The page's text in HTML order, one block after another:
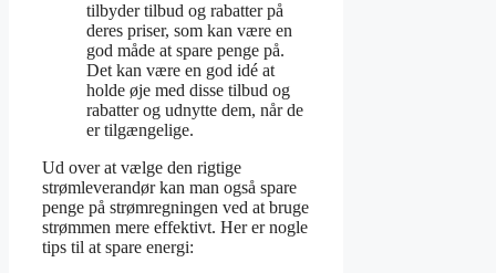
tilbyder tilbud og rabatter på
deres priser, som kan være en
god måde at spare penge på.
Det kan være en god idé at
holde øje med disse tilbud og
rabatter og udnytte dem, når de
er tilgængelige.
Ud over at vælge den rigtige
strømleverandør kan man også spare
penge på strømregningen ved at bruge
strømmen mere effektivt. Her er nogle
tips til at spare energi: